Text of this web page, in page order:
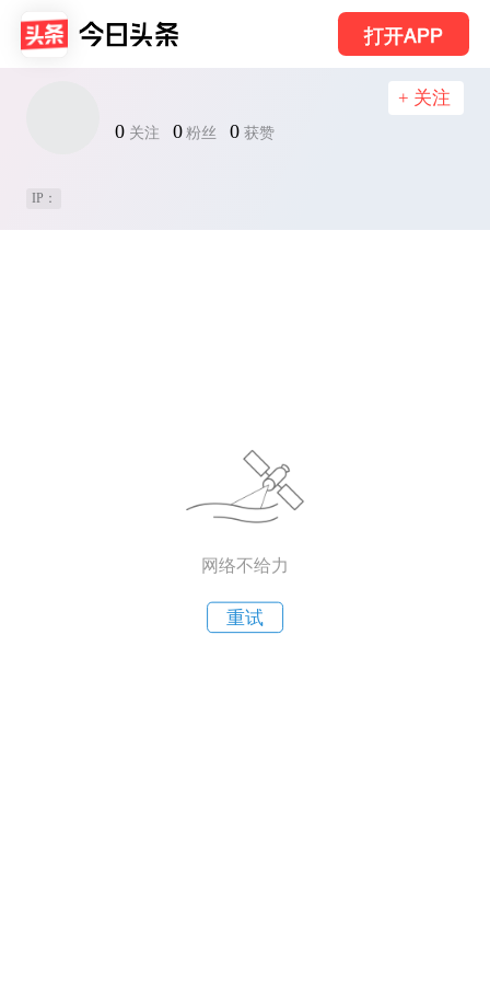
打开APP
0 关注 0 粉丝 0 获赞
+ 关注
IP：
网络不给力
重试